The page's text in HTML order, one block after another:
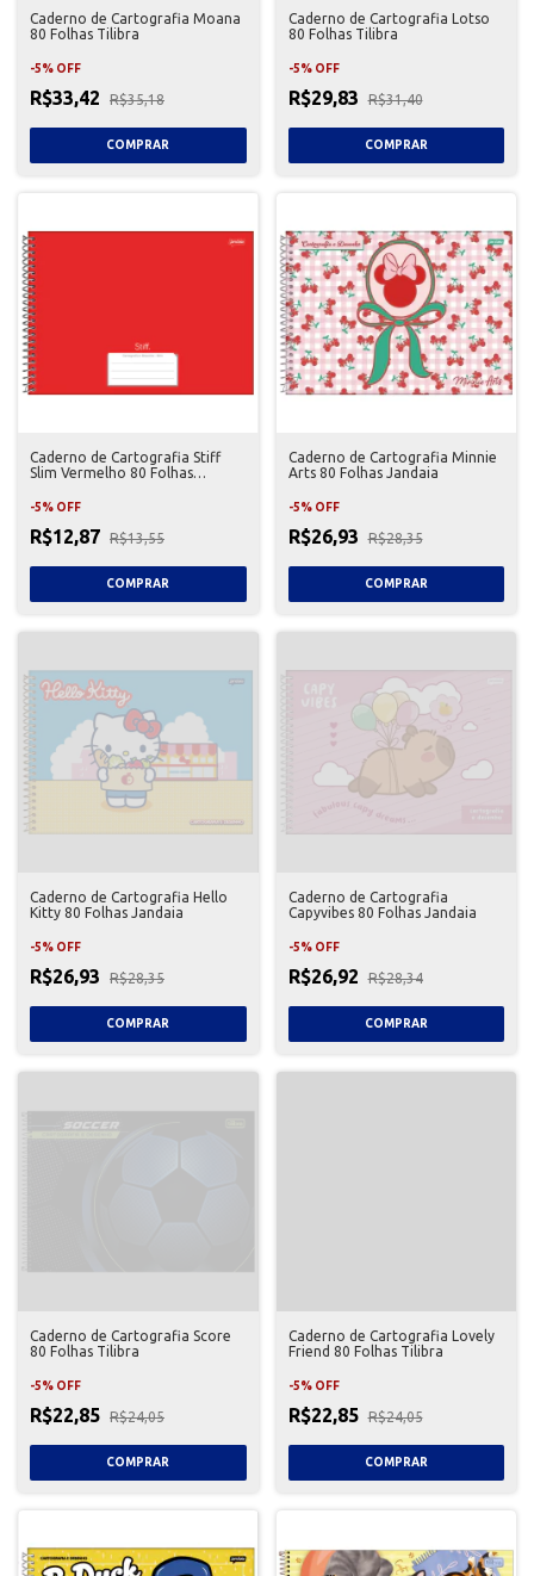
Caderno de Cartografia Moana
80 Folhas Tilibra
-5% OFF
R$33,42 R$35,18
Caderno de Cartografia Lotso
80 Folhas Tilibra
-5% OFF
R$29,83 R$31,40
Caderno de Cartografia Stiff
Slim Vermelho 80 Folhas
-5% OFF
R$12,87 R$13,55
Caderno de Cartografia Minnie
Arts 80 Folhas Jandaia
-5% OFF
R$26,93 R$28,35
Caderno de Cartografia Hello
Kitty 80 Folhas Jandaia
-5% OFF
R$26,93 R$28,35
Caderno de Cartografia
Capyvibes 80 Folhas Jandaia
-5% OFF
R$26,92 R$28,34
Caderno de Cartografia Score
80 Folhas Tilibra
-5% OFF
R$22,85 R$24,05
Caderno de Cartografia Lovely
Friend 80 Folhas Tilibra
-5% OFF
R$22,85 R$24,05